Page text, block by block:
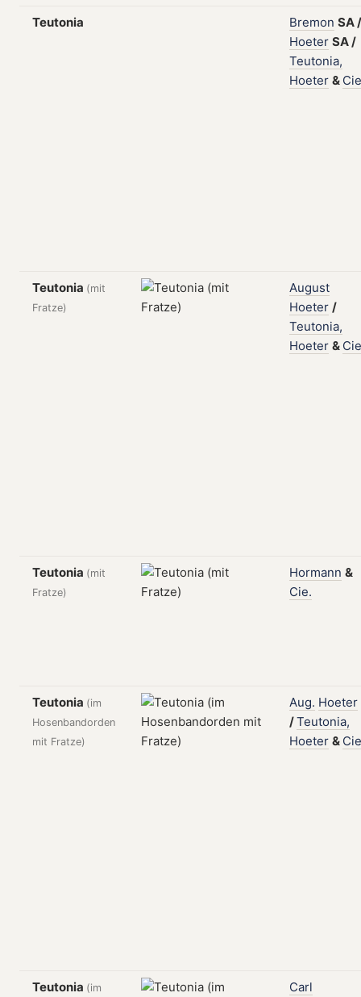
Teutonia Bremon SA/
Hoeter SA/
Teutonia,
Hoeter &
Teutonia (mit
Fratze)
August
Hoeter /
Teutonia,
Hoeter &
Teutonia (mit
Fratze)
Hormann &
Cie.
Teutonia (im
Hosenbandorden
mit Fratze)
Aug. Hoeter
/Teutonia,
Hoeter &
Teutonia (im
Carl